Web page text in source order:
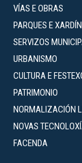
VÍAS E OBRAS
PARQUES E
SERVIZOS
URBANISMO
CULTURA E
PATRIMONIO
NORMALIZACIÓN
NOVAS
FACENDA